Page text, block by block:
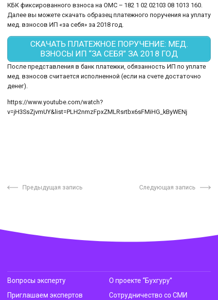
КБК фиксированного взноса на ОМС – 182 1 02 02103 08 1013 160.
Далее вы можете скачать образец платежного поручения на уплату
мед. взносов ИП «за себя» за 2018 год.
СКАЧАТЬ ПЛАТЕЖНОЕ ПОРУЧЕНИЕ: МЕД.
ВЗНОСЫ ИП “ЗА СЕБЯ” ЗА 2018 ГОД
После представления в банк платежки, обязанность ИП по уплате
мед. взносов считается исполненной (если на счете достаточно
денег).
https://www.youtube.com/watch?
v=jH3SsZjvmUY&list=PLH2nmzFpxZMLRsrtbx6sFMiHG_kByWENj
Предыдущая запись Следующая запись
Вопросы эксперту
Приглашаем экспертов
О проекте “Бухгуру”
Сотрудничество со СМИ